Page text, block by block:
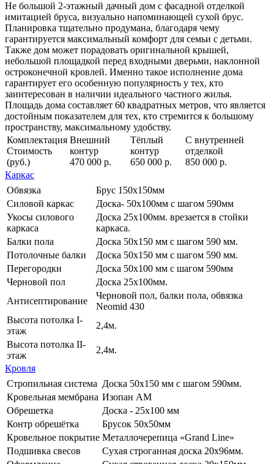
Не большой 2-этажный дачный дом с фасадной отделкой
имитацией бруса, визуально напоминающей сухой брус.
Планировка тщательно продумана, благодаря чему
гарантируется максимальный комфорт для семьи с детьми.
Также дом может порадовать оригинальной крышей,
небольшой площадкой перед входными дверьми, наклонной
остроконечной кровлей. Именно такое исполнение дома
гарантирует его особенную популярность у тех, кто
заинтересован в наличии идеального частного жилья.
Площадь дома составляет 60 квадратных метров, что является
достойным показателем для тех, кто стремится к большому
пространству, максимальному удобству.
Комплектация
Стоимость
(руб.)
Внешний
контур
470 000 р.
Тёплый
контур
650 000 р.
С внутренней
отделкой
850 000 р.
Каркас
Обвязка
Брус 150х150мм
Силовой каркас
Доска- 50х100мм с шагом 590мм
Укосы силового
каркаса
Доска 25х100мм. врезается в стойки
каркаса.
Балки пола
Доска 50х150 мм с шагом 590 мм.
Потолочные балки
Доска 50х150 мм с шагом 590 мм.
Перегородки
Доска 50х100 мм с шагом 590мм
Черновой пол
Доска 25х100мм.
Антисептирование
Черновой пол, балки пола, обвязка
Neomid 430
Высота потолка I-
этаж
2,4м.
Высота потолка II-
этаж
2,4м.
Кровля
Стропильная система Доска 50х150 мм с шагом 590мм.
Кровельная мембрана Изопан АМ
Обрешетка
Доска - 25х100 мм
Контр обрешётка
Брусок 50х50мм
Кровельное покрытие Металлочерепица «Grand Line»
Подшивка свесов
Сухая строганная доска 20х96мм.